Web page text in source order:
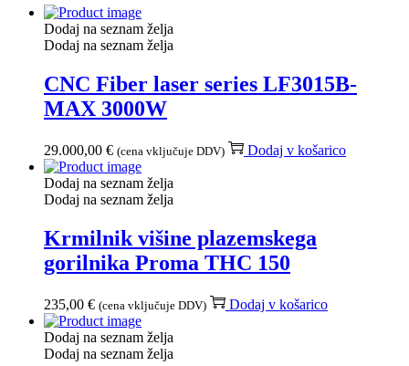
Dodaj na seznam želja
Dodaj na seznam želja
CNC Fiber laser series LF3015B-
MAX 3000W
29.000,00 € (cena vključuje DDV) Dodaj v košarico
Dodaj na seznam želja
Dodaj na seznam želja
Krmilnik višine plazemskega
gorilnika Proma THC 150
235,00 € (cena vključuje DDV) Dodaj v košarico
Dodaj na seznam želja
Dodaj na seznam želja